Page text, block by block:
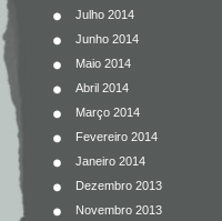
Julho 2014
Junho 2014
Maio 2014
Abril 2014
Março 2014
Fevereiro 2014
Janeiro 2014
Dezembro 2013
Novembro 2013